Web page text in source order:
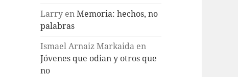
Larry enMemoria: hechos, no
palabras
Ismael Arnaiz Markaida en
Jóvenes que odian y otros que
no